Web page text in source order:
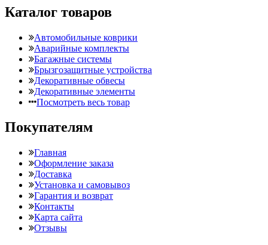
Каталог товаров
Автомобильные коврики
Аварийные комплекты
Багажные системы
Брызгозащитные устройства
Декоративные обвесы
Декоративные элементы
Посмотреть весь товар
Покупателям
Главная
Оформление заказа
Доставка
Установка и самовывоз
Гарантия и возврат
Контакты
Карта сайта
Отзывы